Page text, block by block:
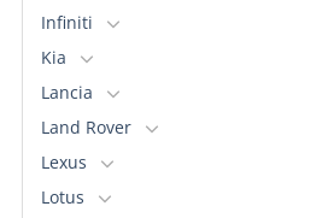
Infiniti
Kia
Lancia
Land Rover
Lexus
Lotus